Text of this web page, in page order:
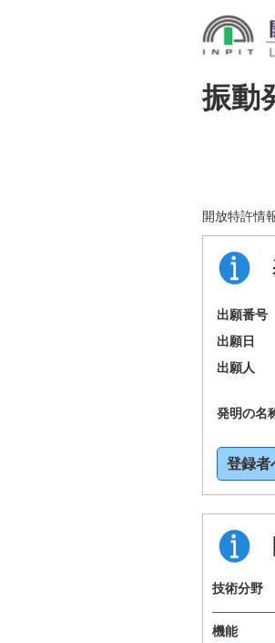
振動
開放特許情
出願番号
出願日
出願人
発明の名
登録者
技術分野
機能